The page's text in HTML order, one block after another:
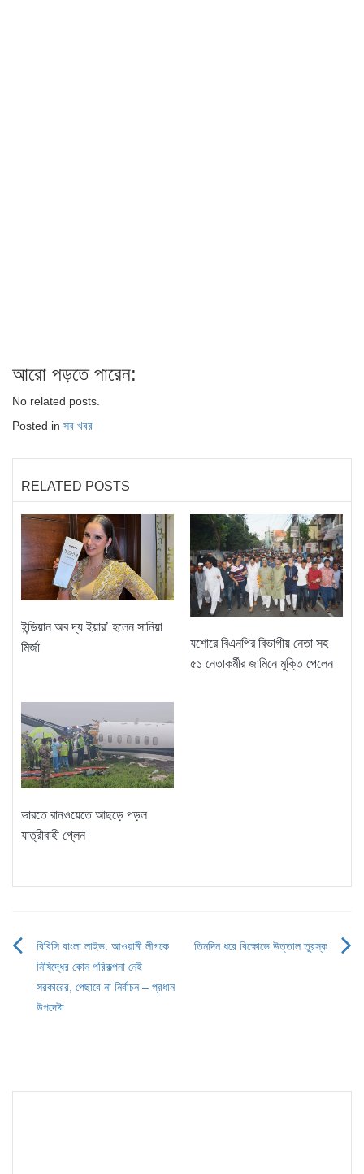
আরো পড়তে পারেন:
No related posts.
Posted in সব খবর
RELATED POSTS
ইন্ডিয়ান অব দ্য ইয়ার’ হলেন সানিয়া
মির্জা
যশোরে বিএনপির বিভাগীয় নেতা সহ
৫১ নেতাকর্মীর জামিনে মুক্তি পেলেন
ভারতে রানওয়েতে আছড়ে পড়ল
যাত্রীবাহী প্লেন
Post
navigation
বিবিসি বাংলা লাইভ: আওয়ামী লীগকে
নিষিদ্ধের কোন পরিকল্পনা নেই
সরকারের, পেছাবে না নির্বাচন – প্রধান
উপদেষ্টা
তিনদিন ধরে বিক্ষোভে উত্তাল তুরস্ক